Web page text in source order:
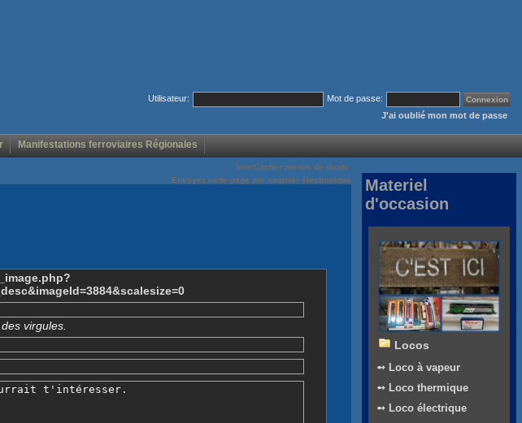
Utilisateur:
Mot de passe:
J'ai oublié mon mot de passe
Manifestations ferroviaires Régionales
Voir/Cacher menus de droite
Envoyez cette page par courrier électronique
virgules.
Materiel
d'occasion
Locos
➻ Loco à vapeur
➻ Loco thermique
➻ Loco électrique